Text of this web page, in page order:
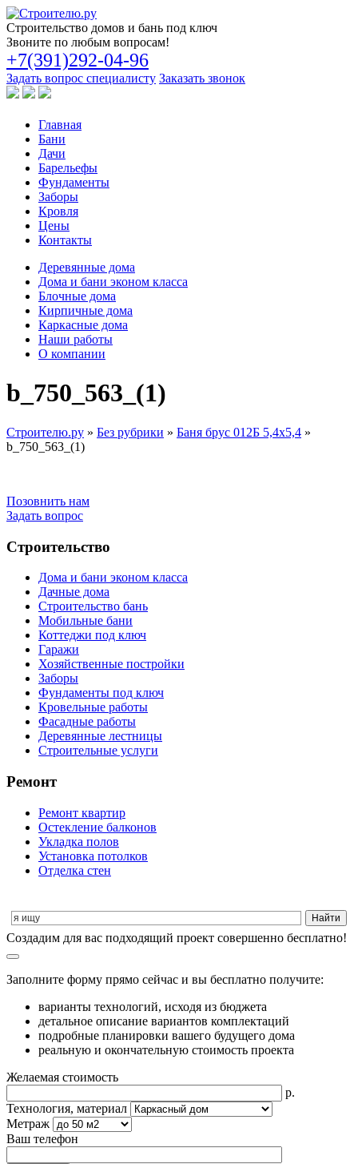
Строительство домов и бань под ключ
Звоните по любым вопросам!
+7(391)292-04-96
Задать вопрос специалисту Заказать звонок
Главная
Бани
Дачи
Барельефы
Фундаменты
Заборы
Кровля
Цены
Контакты
Деревянные дома
Дома и бани эконом класса
Блочные дома
Кирпичные дома
Каркасные дома
Наши работы
О компании
b_750_563_(1)
Строителю.ру » Без рубрики » Баня брус 012Б 5,4х5,4 »
b_750_563_(1)
Позовнить нам
Задать вопрос
Строительство
Дома и бани эконом класса
Дачные дома
Строительство бань
Мобильные бани
Коттеджи под ключ
Гаражи
Хозяйственные постройки
Заборы
Фундаменты под ключ
Кровельные работы
Фасадные работы
Деревянные лестницы
Строительные услуги
Ремонт
Ремонт квартир
Остекление балконов
Укладка полов
Установка потолков
Отделка стен
Cоздадим для вас подходящий проект совершенно бесплатно!
Заполните форму прямо сейчас и вы бесплатно получите:
варианты технологий, исходя из бюджета
детальное описание вариантов комплектаций
подробные планировки вашего будущего дома
реальную и окончательную стоимость проекта
Желаемая стоимость
р.
Технология, материал
Метраж
Ваш телефон